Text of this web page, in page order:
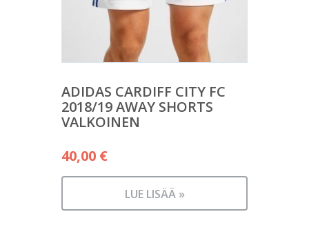
ADIDAS CARDIFF CITY FC
2018/19 AWAY SHORTS
VALKOINEN
40,00 €
LUE LISÄÄ »